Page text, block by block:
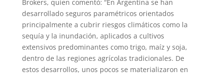
Brokers, quien comentó: “En Argentina se han
desarrollado seguros paramétricos orientados
principalmente a cubrir riesgos climáticos como la
sequía y la inundación, aplicados a cultivos
extensivos predominantes como trigo, maíz y soja,
dentro de las regiones agrícolas tradicionales. De
estos desarrollos, unos pocos se materializaron en